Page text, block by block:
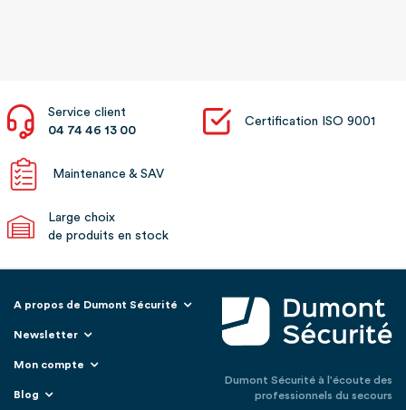
Service client
04 74 46 13 00
Certification ISO 9001
Maintenance & SAV
Large choix
de produits en stock
A propos de Dumont Sécurité
Newsletter
Mon compte
Blog
Dumont Sécurité à l'écoute des
professionnels du secours